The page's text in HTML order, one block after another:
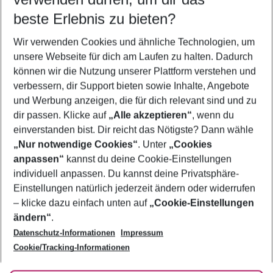
5-8 Nächte
2 Erwachsene Keine Kinder
Mehr Filter anzeigen
Footer
Footer navigation
Über uns
AGB
Bestpreisgarantie
Cookie-Einstellungen ändern
Cookie-Richtlinie
Agenturbetreuung
Barrierefreies Reisen
Folge uns
beste Erlebnis zu bieten?
Wir verwenden Cookies und ähnliche Technologien, um
unsere Webseite für dich am Laufen zu halten. Dadurch
können wir die Nutzung unserer Plattform verstehen und
verbessern, dir Support bieten sowie Inhalte, Angebote
und Werbung anzeigen, die für dich relevant sind und zu
dir passen. Klicke auf „Alle akzeptieren“, wenn du
einverstanden bist. Dir reicht das Nötigste? Dann wähle
„Nur notwendige Cookies“. Unter „Cookies
anpassen“ kannst du deine Cookie-Einstellungen
individuell anpassen. Du kannst deine Privatsphäre-
Einstellungen natürlich jederzeit ändern oder widerrufen
– klicke dazu einfach unten auf „Cookie-Einstellungen
ändern“.
Datenschutz-Informationen
Impressum
Cookie/Tracking-Informationen